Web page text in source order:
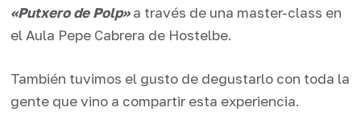
«Putxero de Polp»a través de una master-class en
el Aula Pepe Cabrera de Hostelbe.
También tuvimos el gusto de degustarlo con toda la
gente que vino a compartir esta experiencia.